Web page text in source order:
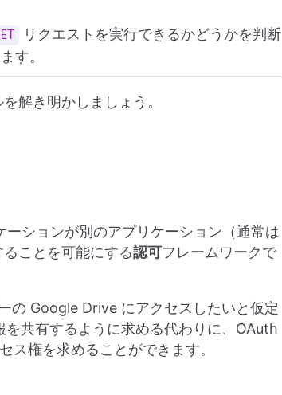
リクエストを実行できるかどうかを判断
す。
解き明かしましょう。
ションが別のアプリケーション（通常は
ことを可能にする認可フレームワークで
の Google Drive にアクセスしたいと仮定
共有するように求める代わりに、OAuth
権を求めることができます。